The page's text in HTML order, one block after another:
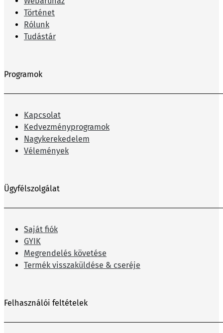
Történet
Rólunk
Tudástár
Programok
Kapcsolat
Kedvezményprogramok
Nagykerekedelem
Vélemények
Ügyfélszolgálat
Saját fiók
GYIK
Megrendelés követése
Termék visszaküldése & cseréje
Felhasználói feltételek